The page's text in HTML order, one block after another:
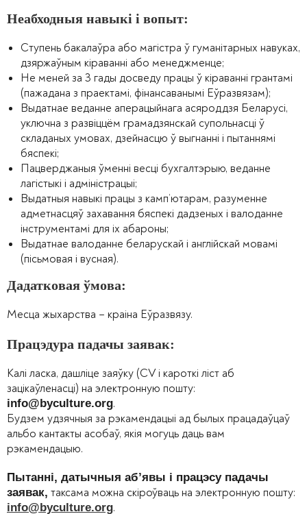
Неабходныя навыкі і вопыт:
Ступень бакалаўра або магістра ў гуманітарных навуках,
дзяржаўным кіраванні або менеджменце;
Не меней за 3 гады досведу працы ў кіраванні грантамі
(пажадана з праектамі, фінансаванымі Еўразвязам);
Выдатнае веданне аперацыйнага асяроддзя Беларусі,
уключна з развіццём грамадзянскай супольнасці ў
складаных умовах, дзейнасцю ў выгнанні і пытаннямі
бяспекі;
Пацверджаныя ўменні весці бухгалтэрыю, веданне
лагістыкі і адміністрацыі;
Выдатныя навыкі працы з камп’ютарам, разуменне
адметнасцяў захавання бяспекі дадзеных і валоданне
інструментамі для іх абароны;
Выдатнае валоданне беларускай і англійскай мовамі
(пісьмовая і вусная).
Дадатковая ўмова:
Месца жыхарства – краіна Еўразвязу.
Працэдура падачы заявак:
Калі ласка, дашліце заяўку (CV і кароткі ліст аб
зацікаўленасці) на электронную пошту:
info@byculture.org.
Будзем удзячныя за рэкамендацыі ад былых працадаўцаў
альбо кантакты асобаў, якія могуць даць вам
рэкамендацыю.
Пытанні, датычныя аб’явы і працэсу падачы
заявак, таксама можна скіроўваць на электронную пошту:
info@byculture.org.